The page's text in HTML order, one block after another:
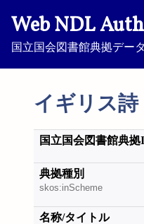
Web NDL
国立国会図書館典拠デー
イギリス詩
国立国会図書館典拠
典拠種別
skos:inScheme
名称/タイトル